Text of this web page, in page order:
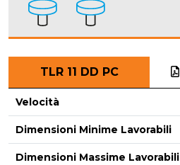
TLR 11 DD PC
Velocità
Dimensioni Minime Lavorabili
Dimensioni Massime Lavorabili